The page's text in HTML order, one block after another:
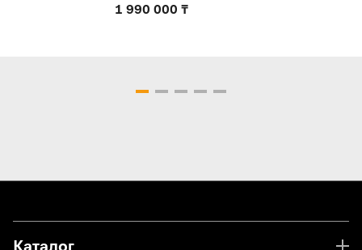
1 990 000 ₸
Каталог